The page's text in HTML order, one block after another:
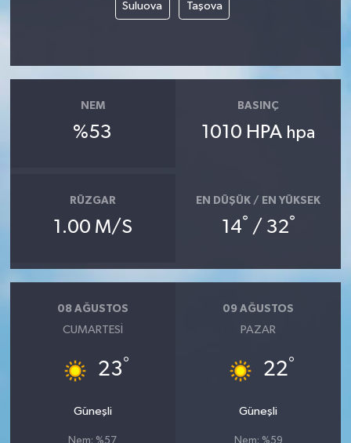
Suluova Taşova
NEM
%53
BASINÇ
1010 HPA hpa
RÜZGAR
1.00 M/S
EN DÜŞÜK / EN YÜKSEK
14° / 32°
08 AĞUSTOS
CUMARTESI
23°
Güneşli
09 AĞUSTOS
PAZAR
22°
Güneşli